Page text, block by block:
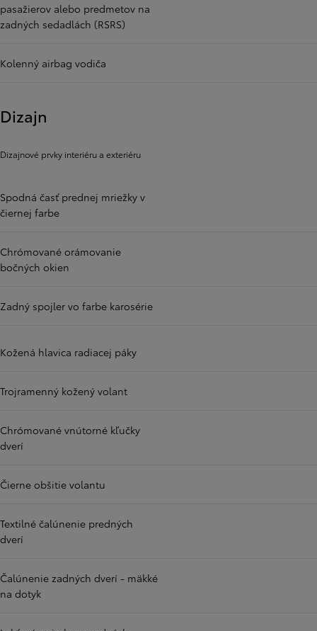
pasažierov alebo predmetov na
zadných sedadlách (RSRS)
Kolenný airbag vodiča
Dizajn
Dizajnové prvky interiéru a exteriéru
Spodná časť prednej mriežky v
čiernej farbe
Chrómované orámovanie
bočných okien
Zadný spojler vo farbe karosérie
Kožená hlavica radiacej páky
Trojramenný kožený volant
Chrómované vnútorné kľučky
dverí
Čierne obšitie volantu
Textilné čalúnenie predných
dverí
Čalúnenie zadných dverí - mäkké
na dotyk